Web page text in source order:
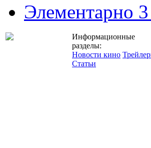
Элементарно
Информационные
разделы:
Новости кино
Статьи